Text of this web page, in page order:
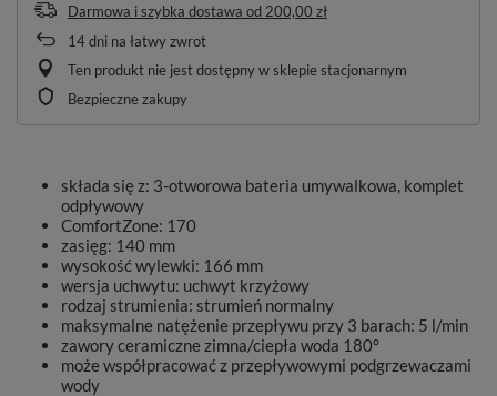
Darmowa i szybka dostawa od 200,00 zł
14dni na łatwy zwrot
Ten produkt nie jest dostępny w sklepie stacjonarnym
Bezpieczne zakupy
składa się z: 3-otworowa bateria umywalkowa, komplet
odpływowy
ComfortZone: 170
zasięg: 140 mm
wysokość wylewki: 166 mm
wersja uchwytu: uchwyt krzyżowy
rodzaj strumienia: strumień normalny
maksymalne natężenie przepływu przy 3 barach: 5 l/min
zawory ceramiczne zimna/ciepła woda 180°
może współpracować z przepływowymi podgrzewaczami
wody